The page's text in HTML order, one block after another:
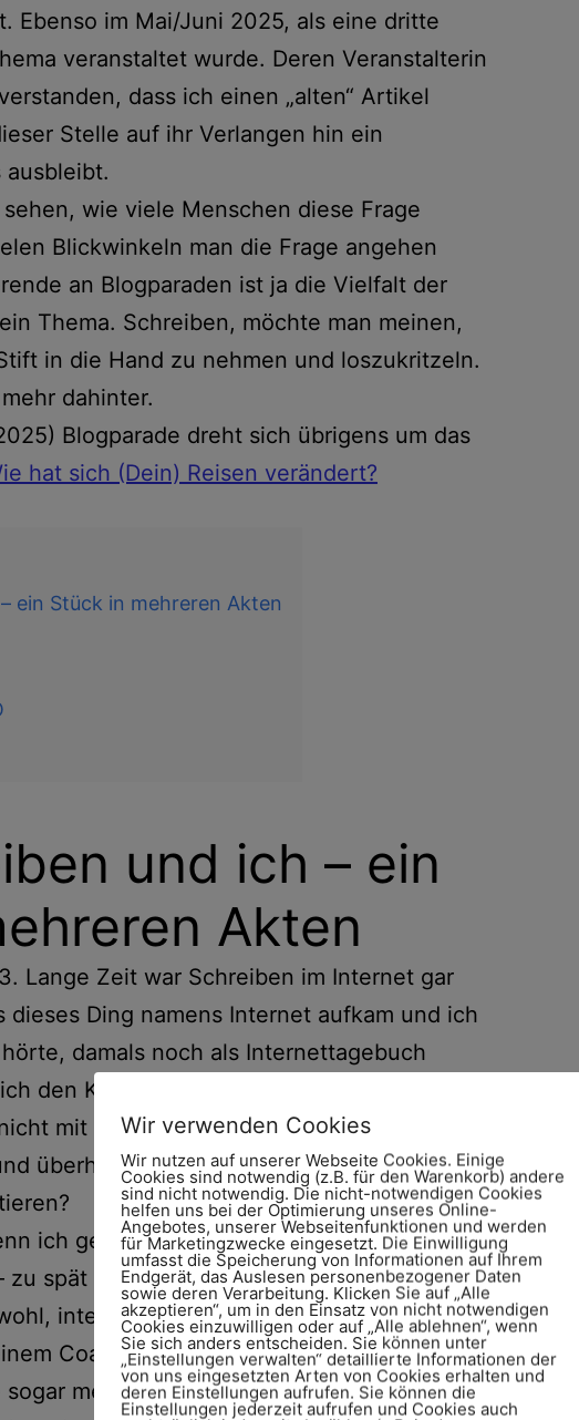
Ebenso im Mai/Juni 2025, als eine dritte
veranstaltet wurde. Deren Veranstalterin
dass ich einen „alten“ Artikel
Stelle auf ihr Verlangen hin ein
wie viele Menschen diese Frage
Blickwinkeln man die Frage angehen
an Blogparaden ist ja die Vielfalt der
Thema. Schreiben, möchte man meinen,
in die Hand zu nehmen und loszukritzeln.
dahinter.
Blogparade dreht sich übrigens um das
hat sich (Dein) Reisen verändert?
ein Stück in mehreren Akten
und ich – ein
Akten
Lange Zeit war Schreiben im Internet gar
dieses Ding namens Internet aufkam und ich
damals noch als Internettagebuch
den Kopf. Ein Tagebuch ist für mich etwas
mit der Welt teilt. Zudem erschien es mir
überhaupt, warum und womit sollte ich
ich gefragt wurde, warum ich eigentlich
zu spät dran, kein professionelles
interessiert hätte es mich inzwischen ja
Coaching zur beruflichen
meine Schwester, ich sollte das mit dem
Wir verwenden Cookies
Wir nutzen auf unserer Webseite Cookies. Einige
Cookies sind notwendig (z.B. für den Warenkorb) andere
sind nicht notwendig. Die nicht-notwendigen Cookies
helfen uns bei der Optimierung unseres Online-
Angebotes, unserer Webseitenfunktionen und werden
für Marketingzwecke eingesetzt. Die Einwilligung
umfasst die Speicherung von Informationen auf Ihrem
Endgerät, das Auslesen personenbezogener Daten
sowie deren Verarbeitung. Klicken Sie auf „Alle
akzeptieren“, um in den Einsatz von nicht notwendigen
Cookies einzuwilligen oder auf „Alle ablehnen“, wenn
Sie sich anders entscheiden. Sie können unter
„Einstellungen verwalten“ detaillierte Informationen der
von uns eingesetzten Arten von Cookies erhalten und
deren Einstellungen aufrufen. Sie können die
Einstellungen jederzeit aufrufen und Cookies auch